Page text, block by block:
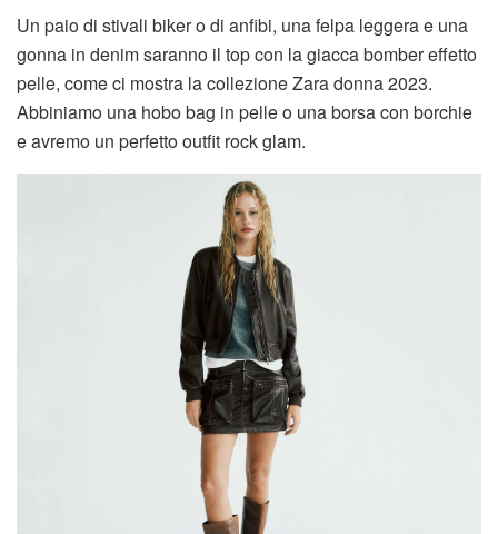
Un paio di stivali biker o di anfibi, una felpa leggera e una
gonna in denim saranno il top con la giacca bomber effetto
pelle, come ci mostra la collezione Zara donna 2023.
Abbiniamo una hobo bag in pelle o una borsa con borchie
e avremo un perfetto outfit rock glam.